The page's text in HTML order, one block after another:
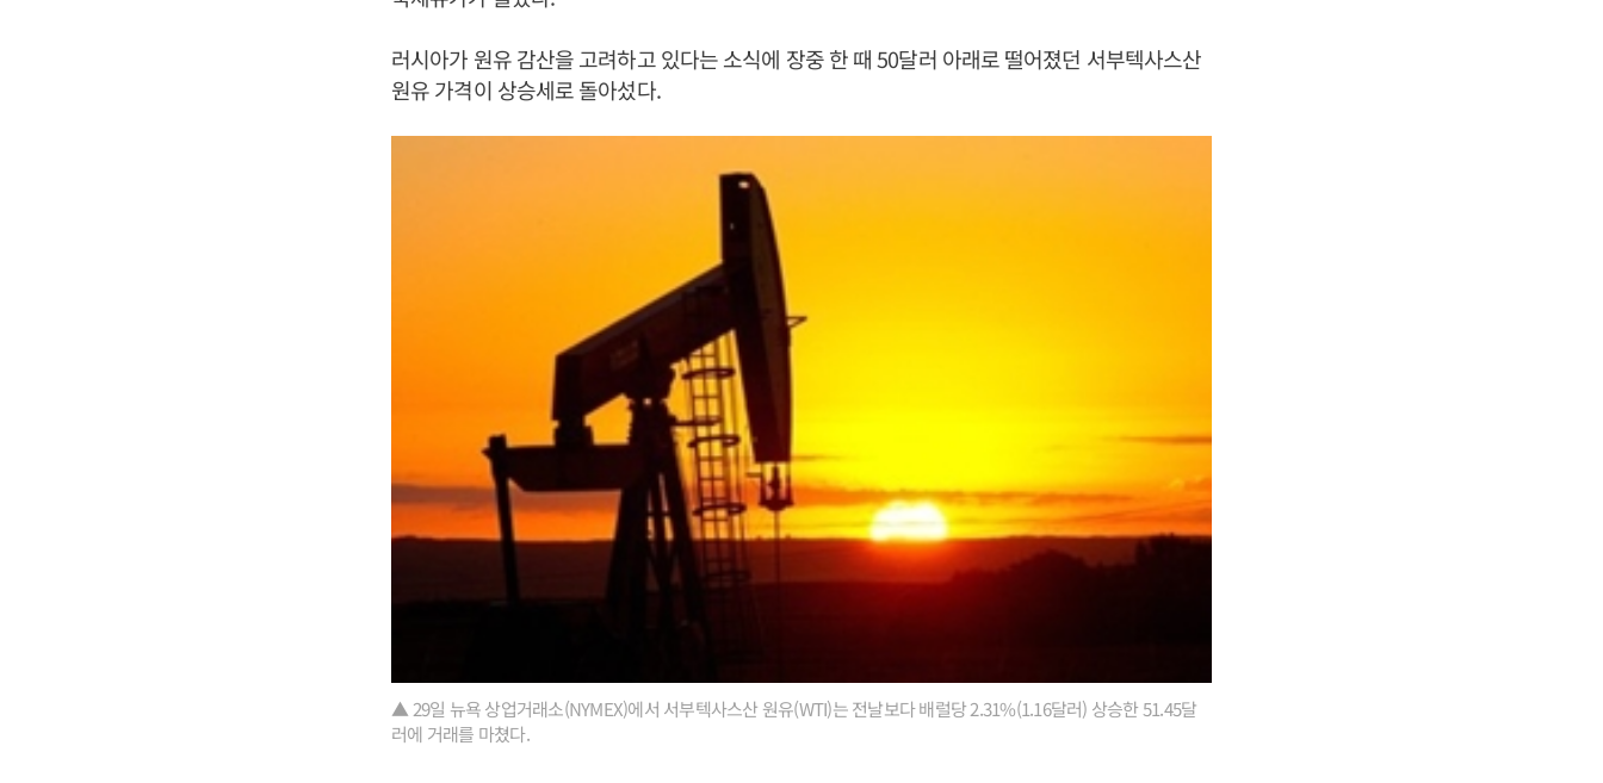
러시아가 원유 감산을 고려하고 있다는 소식에 장중 한 때 50달러 아래로 떨어졌던 서부텍사스산
원유 가격이 상승세로 돌아섰다.
▲ 29일 뉴욕 상업거래소(NYMEX)에서 서부텍사스산 원유(WTI)는 전날보다 배럴당 2.31%(1.16달러) 상승한 51.45달
러에 거래를 마쳤다.